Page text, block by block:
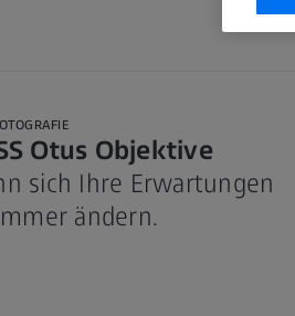
Otus Objektive
sich Ihre Erwartungen
ändern.